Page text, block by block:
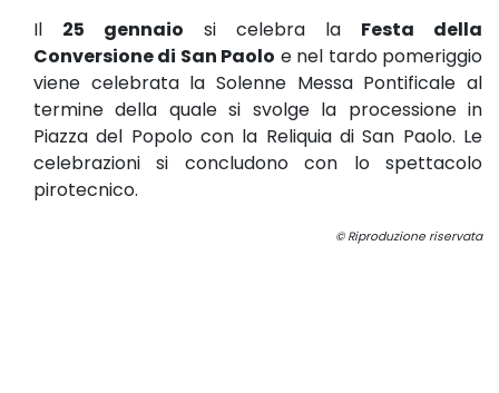
Il 25 gennaio si celebra la Festa della
Conversione di San Paolo e nel tardo pomeriggio
viene celebrata la Solenne Messa Pontificale al
termine della quale si svolge la processione in
Piazza del Popolo con la Reliquia di San Paolo. Le
celebrazioni si concludono con lo spettacolo
pirotecnico.
© Riproduzione riservata